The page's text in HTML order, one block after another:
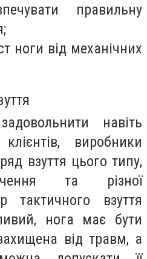
правильну
ноги від механічних
навіть
виробники
взуття цього типу,
та різної
тактичного взуття
нога має бути
від травм, а